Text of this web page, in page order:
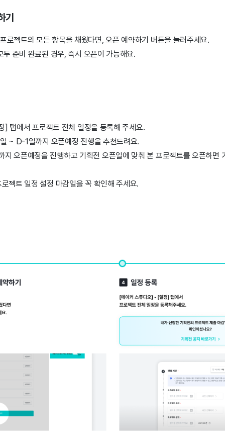
기
로젝트의 모든 항목을 채웠다면, 오픈 예약하기 버튼을 눌러주세요.
두 준비 완료된 경우, 즉시 오픈이 가능해요.
탭에서 프로젝트 전체 일정을 등록해 주세요.
~ D-1일까지 오픈예정 진행을 추천드려요.
지 오픈예정을 진행하고 기획전 오픈일에 맞춰 본 프로젝트를 오픈하면
젝트 일정 설정 마감일을 꼭 확인해 주세요.